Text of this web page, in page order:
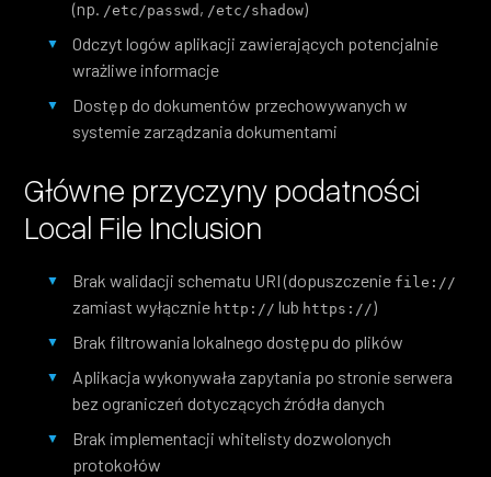
(np. /etc/passwd , /etc/shadow)
Odczyt logów aplikacji zawierających potencjalnie
wrażliwe informacje
Dostęp do dokumentów przechowywanych w
systemie zarządzania dokumentami
Główne przyczyny podatności
Local File Inclusion
Brak walidacji schematu URI (dopuszczenie file://
zamiast wyłącznie http:// lub https://)
Brak filtrowania lokalnego dostępu do plików
Aplikacja wykonywała zapytania po stronie serwera
bez ograniczeń dotyczących źródła danych
Brak implementacji whitelisty dozwolonych
protokołów